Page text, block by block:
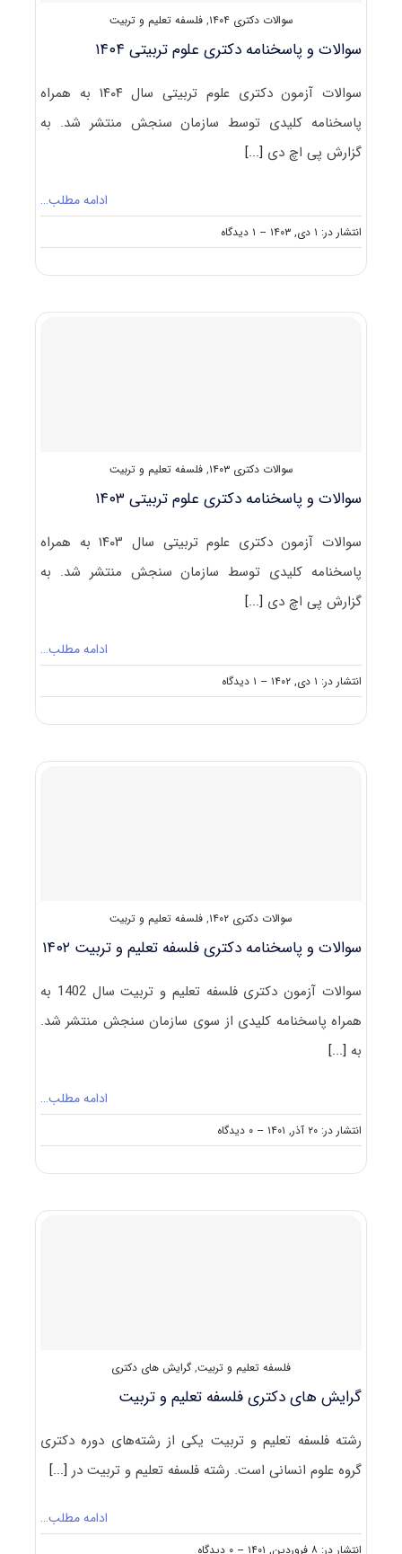
سوالات دکتری ۱۴۰۴ ,فلسفه تعلیم و تربیت
سوالات و پاسخنامه دکتری علوم تربیتی ۱۴۰۴
سوالات آزمون دکتری علوم تربیتی سال ۱۴۰۴ به همراه
پاسخنامه کلیدی توسط سازمان سنجش منتشر شد. به
گزارش پی اچ دی [...]
ادامه مطلب…
انتشار در: ۱ دی, ۱۴۰۳ -- ۱ دیدگاه
on
سوالات
علوم
سوالات دکتری ۱۴۰۳ ,فلسفه تعلیم و تربیت
سوالات و پاسخنامه دکتری علوم تربیتی ۱۴۰۳
سوالات آزمون دکتری علوم تربیتی سال ۱۴۰۳ به همراه
پاسخنامه کلیدی توسط سازمان سنجش منتشر شد. به
گزارش پی اچ دی [...]
ادامه مطلب…
انتشار در: ۱ دی, ۱۴۰۲ -- ۱ دیدگاه
on
سوالات
علوم
سوالات دکتری ۱۴۰۲ , فلسفه تعلیم و تربیت
سوالات و پاسخنامه دکتری فلسفه تعلیم و تربیت ۱۴۰۲
سوالات آزمون دکتری فلسفه تعلیم و تربیت سال 1402 به
همراه پاسخنامه کلیدی از سوی سازمان سنجش منتشر شد.
به [...]
ادامه مطلب…
انتشار در: ۲۰ آذر, ۱۴۰۱ -- ۰ دیدگاه
on
سوالات
فلسفه
فلسفه تعلیم و تربیت, گرایش های دکتری
گرایش های دکتری ﻓﻠﺴﻔﻪ ﺗﻌﻠﻴﻢ و ﺗﺮﺑﻴﺖ
رشته فلسفه تعلیم و تربیت یکی از رشته‌های دوره دکتری
گروه علوم انسانی است. رشته فلسفه تعلیم و تربیت در[...]
ادامه مطلب…
انتشار در: ۸ فروردین, ۱۴۰۱ -- ۰ دیدگاه on